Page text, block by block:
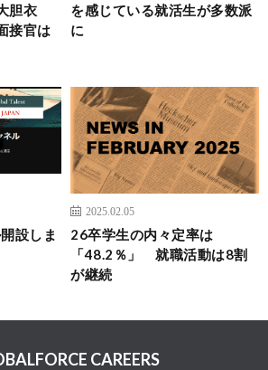
胆衣
接官は
を感じている就活生が多数派
に
設しま
2025.02.05
26卒学生の内々定率は
「48.2％」 就職活動は8割
が継続
CAREERS